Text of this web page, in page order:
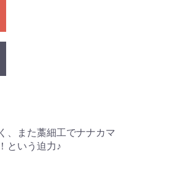
、また藁細工でナナカマ
という迫力♪